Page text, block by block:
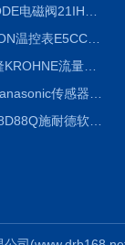
OMRON温控表E5CC-RX2ASM-800信息
德科隆KROHNE流量计OPTIFLUX4300C广泛应用
ATS48D88Q施耐德软起动器使用说明